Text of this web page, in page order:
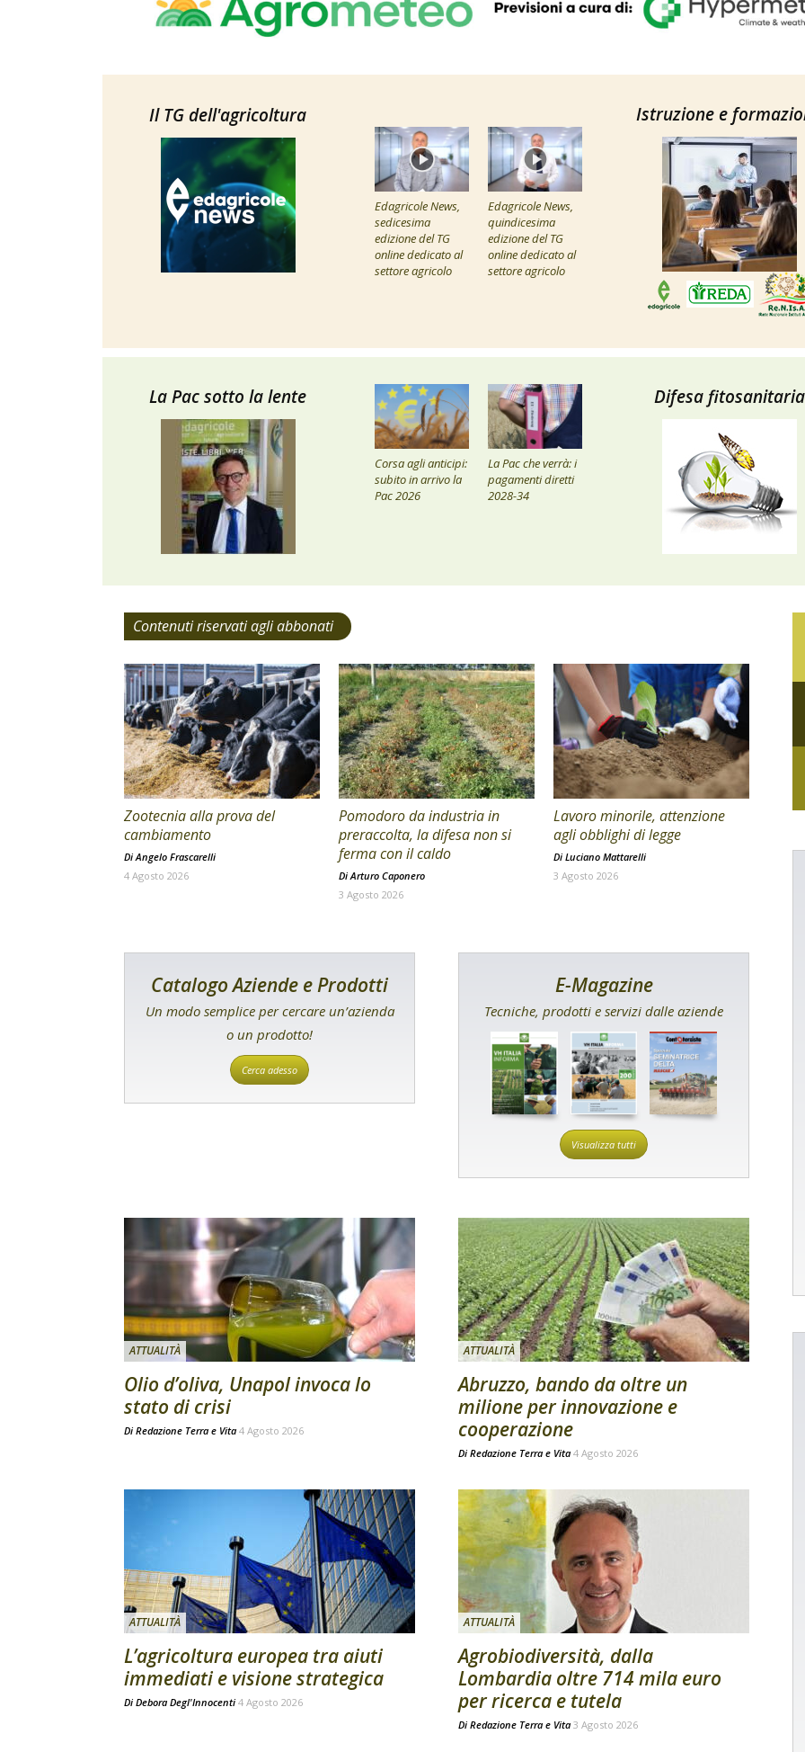
Il TG dell'agricoltura
Edagricole News,
sedicesima
edizione del TG
online dedicato al
settore agricolo
Edagricole News,
quindicesima
edizione del TG
online dedicato al
settore agricolo
Istruzione e
La Pac sotto la lente
Corsa agli anticipi:
subito in arrivo la
Pac 2026
La Pac che verrà: i
pagamenti diretti
2028-34
Difesa fitosanitaria
Contenuti riservati agli abbonati
Zootecnia alla prova del
cambiamento
Di Angelo Frascarelli
4 Agosto 2026
Pomodoro da industria in
preraccolta, la difesa non si
ferma con il caldo
Di Arturo Caponero
3 Agosto 2026
Lavoro minorile, attenzione
agli obblighi di legge
Di Luciano Mattarelli
3 Agosto 2026
Catalogo Aziende e Prodotti
Un modo semplice per cercare un’azienda
o un prodotto!
Cerca adesso
E-Magazine
Tecniche, prodotti e servizi dalle aziende
Visualizza tutti
ATTUALITÀ
Olio d’oliva, Unapol invoca lo
stato di crisi
Di Redazione Terra e Vita 4 Agosto 2026
ATTUALITÀ
Abruzzo, bando da oltre un
milione per innovazione e
cooperazione
Di Redazione Terra e Vita 4 Agosto 2026
ATTUALITÀ
L’agricoltura europea tra aiuti
immediati e visione strategica
Di Debora Degl'Innocenti 4 Agosto 2026
ATTUALITÀ
Agrobiodiversità, dalla
Lombardia oltre 714 mila euro
per ricerca e tutela
Di Redazione Terra e Vita 3 Agosto 2026